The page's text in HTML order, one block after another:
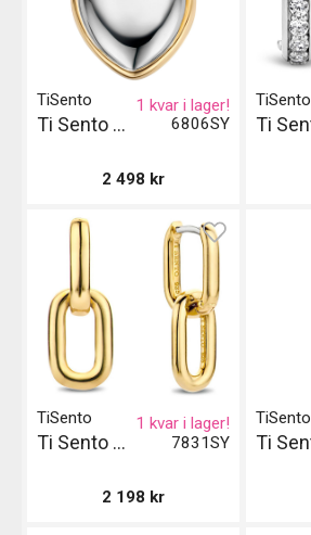
6806SY
TiSento
Ti Sento Milano Pendant
1 kvar i lager!
2 498 kr
TiSento
7831SY
TiSento
Ti Sento Milano Örhängen
1 kvar i lager!
2 198 kr
TiSento